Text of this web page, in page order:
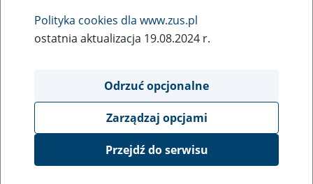
26
marca
2026
Zakład Ubezpieczeń Społecznych jest zobowiązany
do uznawania odpisów aktów małżeństwa,
sporządzonych przez polskie urzędy stanu
Polityka cookies dla www.zus.pl
ostatnia aktualizacja 19.08.2024 r.
Odrzuć opcjonalne
Zarządzaj opcjami
Przejdź do serwisu